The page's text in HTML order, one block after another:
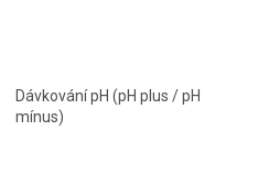
Dávkování pH (pH plus / pH
mínus)